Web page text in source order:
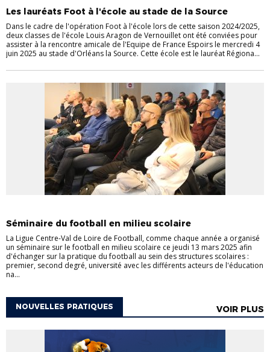
Les lauréats Foot à l'école au stade de la Source
Dans le cadre de l'opération Foot à l'école lors de cette saison 2024/2025,
deux classes de l'école Louis Aragon de Vernouillet ont été conviées pour
assister à la rencontre amicale de l'Equipe de France Espoirs le mercredi 4
juin 2025 au stade d'Orléans la Source. Cette école est le lauréat Régiona...
Séminaire du football en milieu scolaire
La Ligue Centre-Val de Loire de Football, comme chaque année a organisé
un séminaire sur le football en milieu scolaire ce jeudi 13 mars 2025 afin
d'échanger sur la pratique du football au sein des structures scolaires :
premier, second degré, université avec les différents acteurs de l'éducation
na...
NOUVELLES PRATIQUES VOIR PLUS